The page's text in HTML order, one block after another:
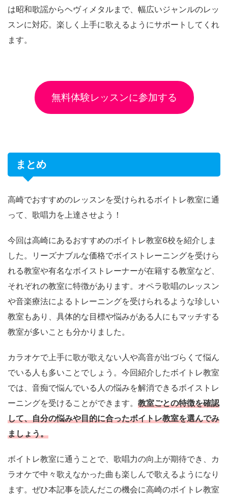
は昭和歌謡からヘヴィメタルまで、幅広いジャンルのレッ
スンに対応。楽しく上手に歌えるようにサポートしてくれ
ます。
無料体験レッスンに参加する
まとめ
高崎でおすすめのレッスンを受けられるボイトレ教室に通
って、歌唱力を上達させよう！
今回は高崎にあるおすすめのボイトレ教室6校を紹介しま
した。リーズナブルな価格でボイストレーニングを受けら
れる教室や有名なボイストレーナーが在籍する教室など、
それぞれの教室に特徴があります。オペラ歌唱のレッスン
や音楽療法によるトレーニングを受けられるような珍しい
教室もあり、具体的な目標や悩みがある人にもマッチする
教室が多いことも分かりました。
カラオケで上手に歌が歌えない人や高音が出づらくて悩ん
でいる人も多いことでしょう。今回紹介したボイトレ教室
では、音痴で悩んでいる人の悩みを解消できるボイストレ
ーニングを受けることができます。 教室ごとの特徴を確認
して、自分の悩みや目的に合ったボイトレ教室を選んでみ
ましょう。
ボイトレ教室に通うことで、歌唱力の向上が期待でき、カ
ラオケで中々歌えなかった曲も楽しんで歌えるようになり
ます。ぜひ本記事を読んだこの機会に高崎のボイトレ教室